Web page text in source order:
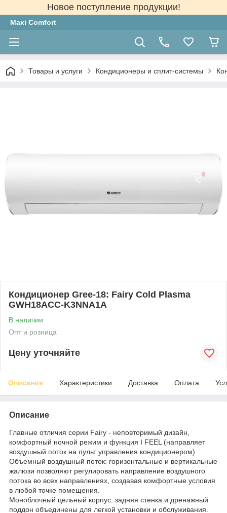
Новое поступление продукции!
Maxi Comfort
Товары и услуги Кондиционеры и сплит-системы
Кондиционер Gree-18: Fairy Cold Plasma
GWH18ACC-K3NNA1A
В наличии
Опт и розница
Цену уточняйте
Описание Характеристики Доставка Оплата
Описание
Главные отличия серии Fairy - неповторимый дизайн,
комфортный ночной режим и функция I FEEL (направляет
воздушный поток на пульт управления кондиционером).
Объемный воздушный поток: горизонтальные и вертикальные
жалюзи позволяют регулировать направление воздушного
потока во всех направлениях, создавая комфортные условия
в любой точке помещения.
Моноблочный цельный корпус: задняя стенка и дренажный
поддон объединены для легкой установки и обслуживания.